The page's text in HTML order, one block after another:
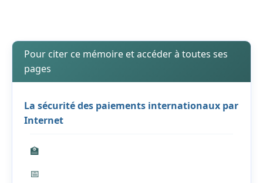
Pour citer ce mémoire et accéder à toutes ses
pages
La sécurité des paiements internationaux par
Internet
🏫
📅